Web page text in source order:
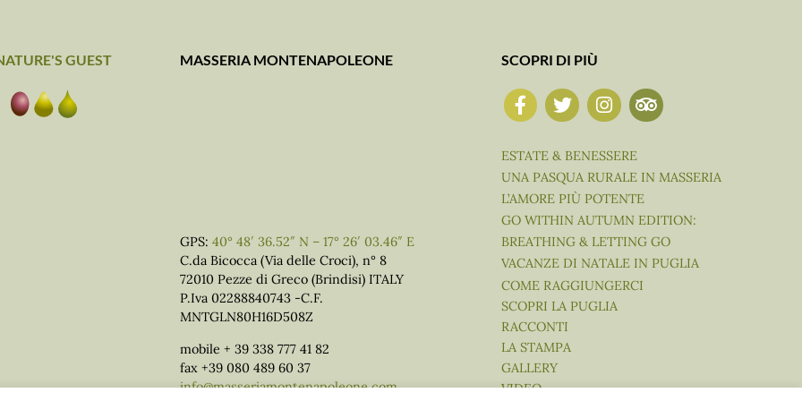
GUEST MASSERIA MONTENAPOLEONE
GPS:40° 48′ 36.52″ N – 17° 26′ 03.46″ E
C.da Bicocca (Via delle Croci), n° 8
72010 Pezze di Greco (Brindisi) ITALY
P.Iva 02288840743 -C.F.
MNTGLN80H16D508Z
mobile + 39 338 777 41 82
fax +39 080 489 60 37
info@masseriamontenapoleone.com
SCOPRI DI PIÙ
ESTATE & BENESSERE
UNA PASQUA RURALE IN MASSERIA
L’AMORE PIÙ POTENTE
GO WITHIN AUTUMN EDITION:
BREATHING & LETTING GO
VACANZE DI NATALE IN PUGLIA
COME RAGGIUNGERCI
SCOPRI LA PUGLIA
RACCONTI
LA STAMPA
GALLERY
VIDEO